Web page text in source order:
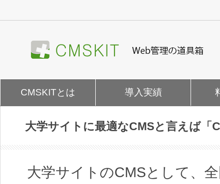
ン
を
CMSKITとは 導入実績
大学サイトに最適なCMSと言えば「
大学サイトのCMSとして、